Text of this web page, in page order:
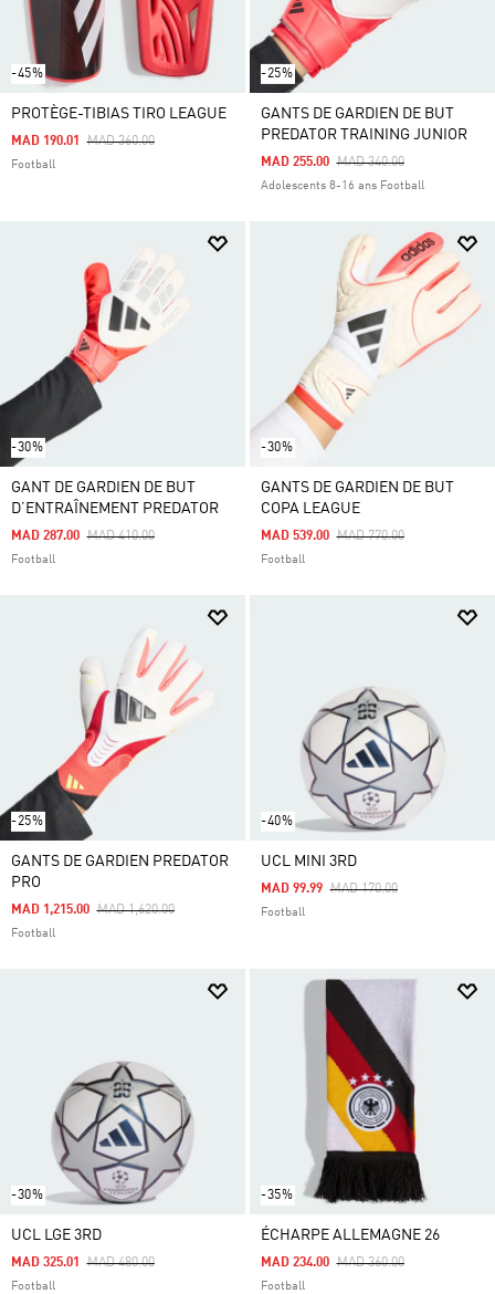
-45%
PROTÈGE-TIBIAS TIRO LEAGUE
Price Reduced From
MAD 360.00To
MAD 190.01
Football
-25%
GANTS DE GARDIEN DE BUT
PREDATOR TRAINING JUNIOR
Price Reduced From
MAD 340.00To
MAD 255.00
Adolescents 8-16 ans Football
-30%
GANT DE GARDIEN DE BUT
D’ENTRAÎNEMENT PREDATOR
Price Reduced From
MAD 410.00To
MAD 287.00
Football
-30%
GANTS DE GARDIEN DE BUT
COPA LEAGUE
Price Reduced From
MAD 770.00To
MAD 539.00
Football
-25%
GANTS DE GARDIEN PREDATOR
PRO
Price Reduced From
MAD 1,620.00To
MAD 1,215.00
Football
-40%
UCL MINI 3RD
Price Reduced From
MAD 170.00To
MAD 99.99
Football
-30%
UCL LGE 3RD
Price Reduced From
MAD 480.00To
MAD 325.01
Football
-35%
ÉCHARPE ALLEMAGNE 26
Price Reduced From
MAD 360.00To
MAD 234.00
Football